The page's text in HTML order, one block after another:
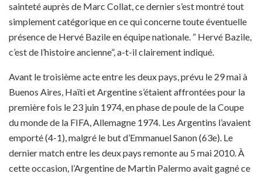
sainteté auprès de Marc Collat, ce dernier s’est montré tout
simplement catégorique en ce qui concerne toute éventuelle
présence de Hervé Bazile en équipe nationale. ” Hervé Bazile,
c’est de l’histoire ancienne”, a-t-il clairement indiqué.
Avant le troisième acte entre les deux pays, prévu le 29 mai à
Buenos Aires, Haïti et Argentine s’étaient affrontées pour la
première fois le 23 juin 1974, en phase de poule de la Coupe
du monde de la FIFA, Allemagne 1974. Les Argentins l’avaient
emporté (4-1), malgré le but d’Emmanuel Sanon (63e). Le
dernier match entre les deux pays remonte au 5 mai 2010. À
cette occasion, l’Argentine de Martin Palermo avait gagné ce